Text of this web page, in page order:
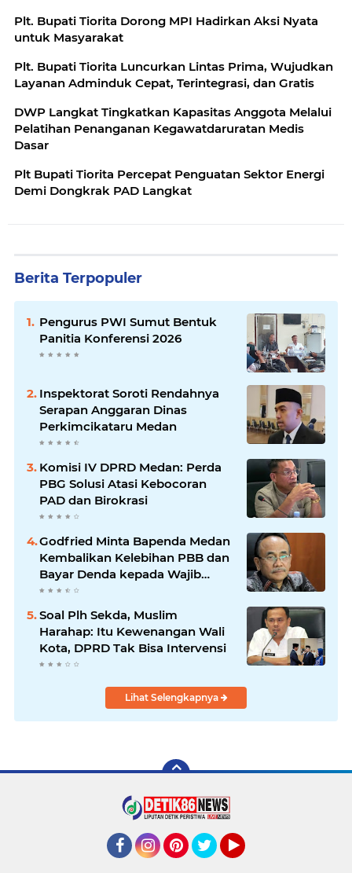
Plt. Bupati Tiorita Dorong MPI Hadirkan Aksi Nyata
untuk Masyarakat
Plt. Bupati Tiorita Luncurkan Lintas Prima, Wujudkan
Layanan Adminduk Cepat, Terintegrasi, dan Gratis
DWP Langkat Tingkatkan Kapasitas Anggota Melalui
Pelatihan Penanganan Kegawatdaruratan Medis
Dasar
Plt Bupati Tiorita Percepat Penguatan Sektor Energi
Demi Dongkrak PAD Langkat
Berita Terpopuler
Pengurus PWI Sumut Bentuk
Panitia Konferensi 2026
Inspektorat Soroti Rendahnya
Serapan Anggaran Dinas
Perkimcikataru Medan
Komisi IV DPRD Medan: Perda
PBG Solusi Atasi Kebocoran
PAD dan Birokrasi
Godfried Minta Bapenda Medan
Kembalikan Kelebihan PBB dan
Bayar Denda kepada Wajib
Pajak
Soal Plh Sekda, Muslim
Harahap: Itu Kewenangan Wali
Kota, DPRD Tak Bisa Intervensi
Lihat Selengkapnya